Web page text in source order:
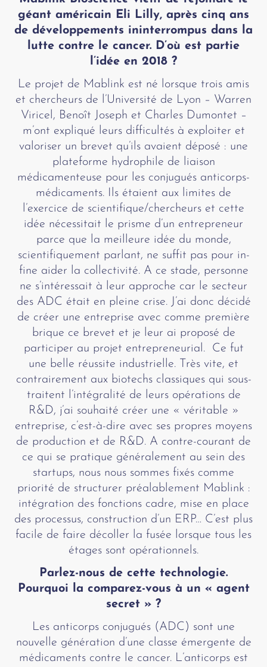
géant américain Eli Lilly, après cinq ans
de développements ininterrompus dans la
lutte contre le cancer. D’où est partie
l’idée en 2018 ?
Le projet de Mablink est né lorsque trois amis
et chercheurs de l’Université de Lyon – Warren
Viricel, Benoît Joseph et Charles Dumontet –
m’ont expliqué leurs difficultés à exploiter et
valoriser un brevet qu’ils avaient déposé : une
plateforme hydrophile de liaison
médicamenteuse pour les conjugués anticorps-
médicaments. Ils étaient aux limites de
l’exercice de scientifique/chercheurs et cette
idée nécessitait le prisme d’un entrepreneur
parce que la meilleure idée du monde,
scientifiquement parlant, ne suffit pas pour in-
fine aider la collectivité. A ce stade, personne
ne s’intéressait à leur approche car le secteur
des ADC était en pleine crise. J’ai donc décidé
de créer une entreprise avec comme première
brique ce brevet et je leur ai proposé de
participer au projet entrepreneurial. Ce fut
une belle réussite industrielle. Très vite, et
contrairement aux biotechs classiques qui sous-
traitent l’intégralité de leurs opérations de
R&D, j’ai souhaité créer une « véritable »
entreprise, c’est-à-dire avec ses propres moyens
de production et de R&D. A contre-courant de
ce qui se pratique généralement au sein des
startups, nous nous sommes fixés comme
priorité de structurer préalablement Mablink :
intégration des fonctions cadre, mise en place
des processus, construction d’un ERP… C’est plus
facile de faire décoller la fusée lorsque tous les
étages sont opérationnels.
Parlez-nous de cette technologie.
Pourquoi la comparez-vous à un « agent
secret » ?
Les anticorps conjugués (ADC) sont une
nouvelle génération d’une classe émergente de
médicaments contre le cancer. L’anticorps est